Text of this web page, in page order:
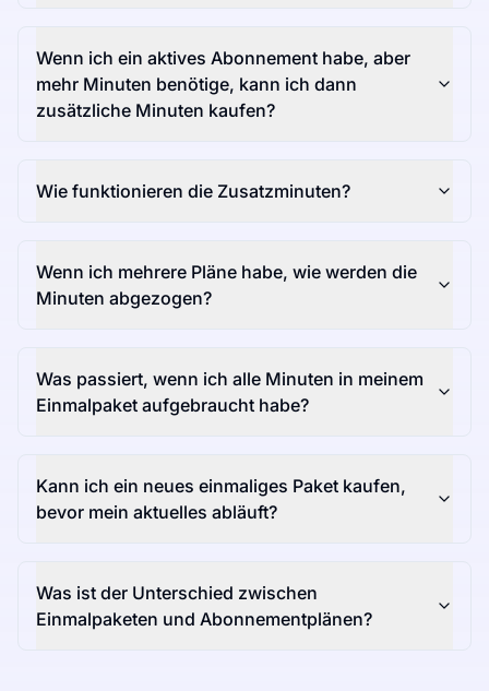
Wenn ich ein aktives Abonnement habe, aber
mehr Minuten benötige, kann ich dann
zusätzliche Minuten kaufen?
Wie funktionieren die Zusatzminuten?
Wenn ich mehrere Pläne habe, wie werden die
Minuten abgezogen?
Was passiert, wenn ich alle Minuten in meinem
Einmalpaket aufgebraucht habe?
Kann ich ein neues einmaliges Paket kaufen,
bevor mein aktuelles abläuft?
Was ist der Unterschied zwischen
Einmalpaketen und Abonnementplänen?